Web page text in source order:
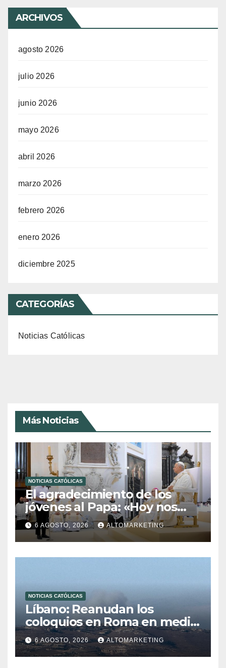
ARCHIVOS
agosto 2026
julio 2026
junio 2026
mayo 2026
abril 2026
marzo 2026
febrero 2026
enero 2026
diciembre 2025
CATEGORÍAS
Noticias Católicas
Más Noticias
NOTICIAS CATÓLICAS
El agradecimiento de los
jóvenes al Papa: «Hoy nos
sentimos Iglesia»
6 AGOSTO, 2026 ALTOMARKETING
NOTICIAS CATÓLICAS
Líbano: Reanudan los
coloquios en Roma en medio
de tensiones y ataques en el
sur del país
6 AGOSTO, 2026 ALTOMARKETING